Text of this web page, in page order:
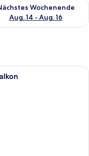
Wochenende
Aug. 14 - Aug. 16
mit zwei Betten, einem